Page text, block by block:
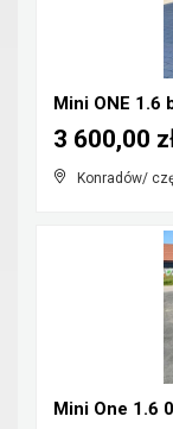
Mini ONE 1.6
Konradów/
3 600,00
Mini One 1.6